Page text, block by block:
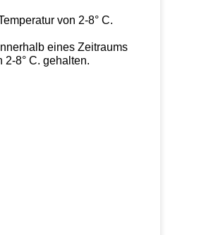
von 2-8° C.
eines Zeitraums
8° C. gehalten.